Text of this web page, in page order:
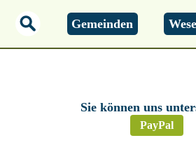
Gemeinden
Sie können uns
PayPal